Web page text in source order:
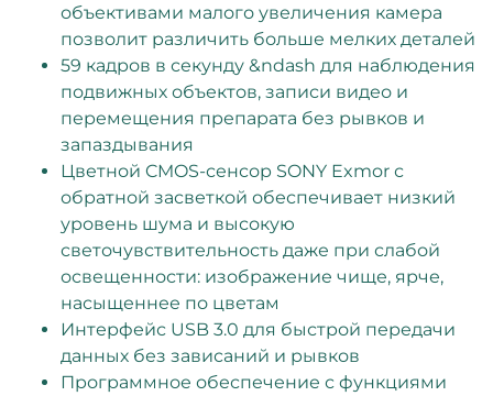
объективами малого увеличения камера
позволит различить больше мелких деталей
59 кадров в секунду &ndash для наблюдения
подвижных объектов, записи видео и
перемещения препарата без рывков и
запаздывания
Цветной CMOS-сенсор SONY Exmor с
обратной засветкой обеспечивает низкий
уровень шума и высокую
светочувствительность даже при слабой
освещенности: изображение чище, ярче,
насыщеннее по цветам
Интерфейс USB 3.0 для быстрой передачи
данных без зависаний и рывков
Программное обеспечение с функциями